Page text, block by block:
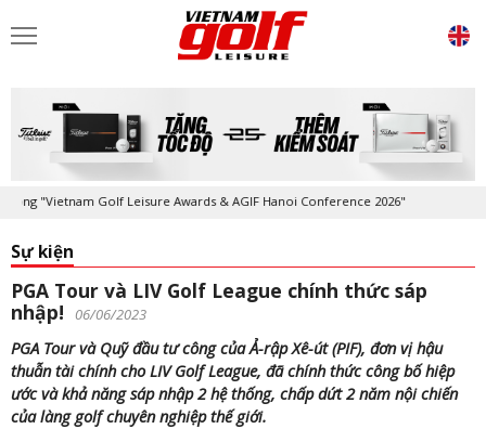
"Vietnam Golf Leisure Awards & AGIF Hanoi Conference 2026"
Sự kiện
PGA Tour và LIV Golf League chính thức sáp
nhập!
06/06/2023
PGA Tour và Quỹ đầu tư công của Ả-rập Xê-út (PIF), đơn vị hậu
thuẫn tài chính cho LIV Golf League, đã chính thức công bố hiệp
ước và khả năng sáp nhập 2 hệ thống, chấp dứt 2 năm nội chiến
của làng golf chuyên nghiệp thế giới.